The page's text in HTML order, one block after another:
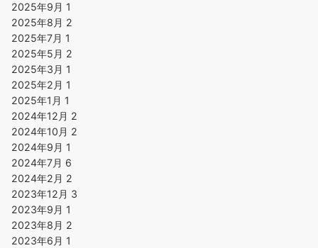
2025年9月 1
2025年8月 2
2025年7月 1
2025年5月 2
2025年3月 1
2025年2月 1
2025年1月 1
2024年12月 2
2024年10月 2
2024年9月 1
2024年7月 6
2024年2月 2
2023年12月 3
2023年9月 1
2023年8月 2
2023年6月 1